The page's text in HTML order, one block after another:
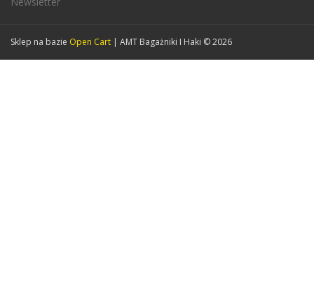
Sklep na bazie Open Cart | AMT Bagażniki I Haki © 2026